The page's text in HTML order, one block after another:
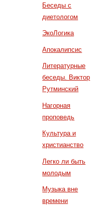
Беседы с
диетологом
ЭкоЛогика
Апокалипсис
Литературные
беседы. Виктор
Рутминский
Нагорная
проповедь
Культура и
христианство
Легко ли быть
молодым
Музыка вне
времени